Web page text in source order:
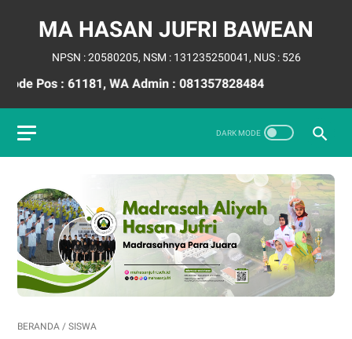
MA HASAN JUFRI BAWEAN
NPSN : 20580205, NSM : 131235250041, NUS : 526
: 61181, WA Admin : 081357828484
BERANDA / SISWA